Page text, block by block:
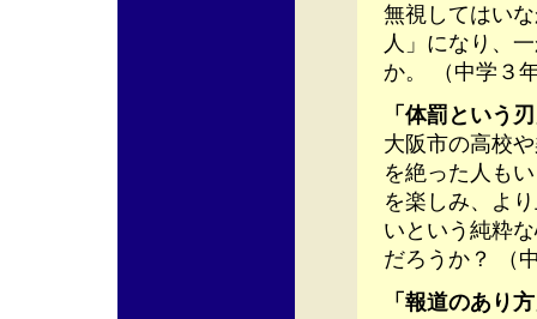
無視してはい
人」になり、
か。 （中学３
「体罰という
大阪市の高校
を絶った人も
を楽しみ、よ
いという純粋
だろうか？ （
「報道のあり